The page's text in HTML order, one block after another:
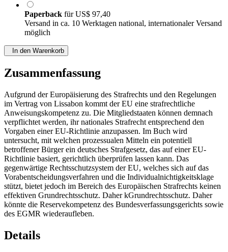
Paperback fürUS$ 97,40
Versand in ca. 10 Werktagen national, internationaler Versand
möglich
In den Warenkorb
Zusammenfassung
Aufgrund der Europäisierung des Strafrechts und den Regelungen
im Vertrag von Lissabon kommt der EU eine strafrechtliche
Anweisungskompetenz zu. Die Mitgliedstaaten können demnach
verpflichtet werden, ihr nationales Strafrecht entsprechend den
Vorgaben einer EU-Richtlinie anzupassen. Im Buch wird
untersucht, mit welchen prozessualen Mitteln ein potentiell
betroffener Bürger ein deutsches Strafgesetz, das auf einer EU-
Richtlinie basiert, gerichtlich überprüfen lassen kann. Das
gegenwärtige Rechtsschutzsystem der EU, welches sich auf das
Vorabentscheidungsverfahren und die Individualnichtigkeitsklage
stützt, bietet jedoch im Bereich des Europäischen Strafrechts keinen
effektiven Grundrechtsschutz. Daher kGrundrechtsschutz. Daher
könnte die Reservekompetenz des Bundesverfassungsgerichts sowie
des EGMR wiederaufleben.
Details